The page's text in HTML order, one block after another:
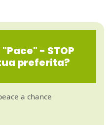
- STOP
preferita?
a chance